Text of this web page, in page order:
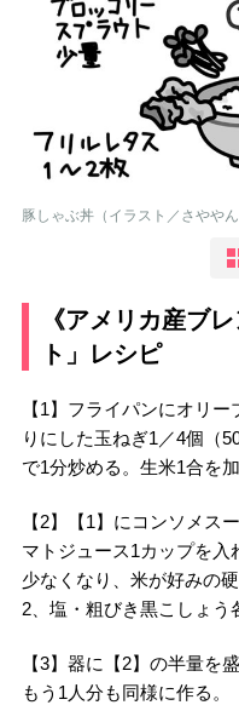
豚しゃぶ丼（イラスト／さややん
《アメリカ産ブ
ト」レシピ
【1】フライパンにオリ
りにした玉ねぎ1／4個（
で1分炒める。生米1合を
【2】【1】にコンソメス
マトジュース1カップを
少なくなり、米が好みの
2、塩・粗びき黒こしょう
【3】器に【2】の半量を
もう1人分も同様に作る。